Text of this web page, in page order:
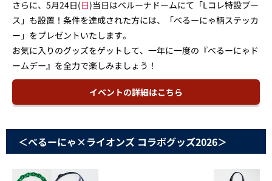
さらに、5月24日(日)当日はベルーナドームにて「Lコレ特設ブー
ス」も設置！条件を達成された方には、「べるーにゃ柄ステッカ
ー」をプレゼントいたします。
お気に入りのグッズをゲットして、一年に一度の『べるーにゃド
ームデー』を全力で楽しみましょう！
イベントの詳細はこちら
＜べるーにゃ×ライオンズ コラボグッズ2026＞